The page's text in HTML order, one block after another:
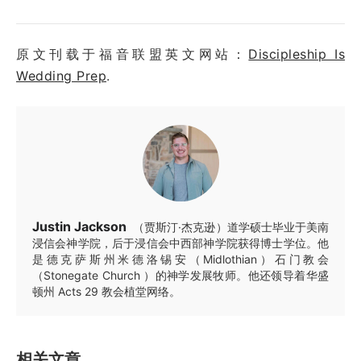
原文刊载于福音联盟英文网站： Discipleship Is
Wedding Prep.
Justin Jackson
（贾斯汀·杰克逊）道学硕士毕业于美南
浸信会神学院，后于浸信会中西部神学院获得博士学位。他
是德克萨斯州米德洛锡安（Midlothian）石门教会
（Stonegate Church ）的神学发展牧师。他还领导着华盛
顿州 Acts 29 教会植堂网络。